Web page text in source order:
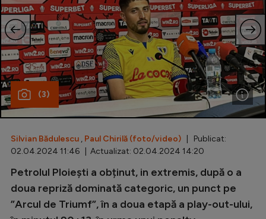
Echipa Națională
U21
Fotbal feminin
Special
Diverse
Inedit
Clasamente
Champions League
(3)
Silvian Bădulescu , Paul Chirilă (foto/video) | Publicat:
02.04.2024 11:46 | Actualizat: 02.04.2024 14:20
Petrolul Ploiești a obținut, in extremis, după o a
doua repriză dominată categoric, un punct pe
”Arcul de Triumf”, în a doua etapă a play-out-ului,